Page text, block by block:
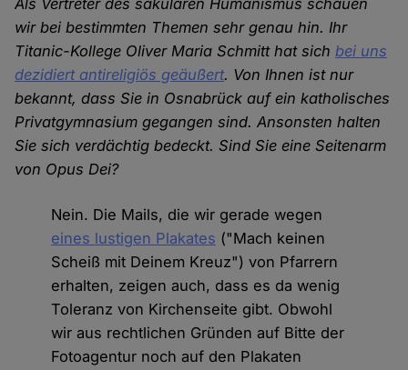
Als Vertreter des säkularen Humanismus schauen
wir bei bestimmten Themen sehr genau hin. Ihr
Titanic-Kollege Oliver Maria Schmitt hat sichbei uns
dezidiert antireligiös geäußert. Von Ihnen ist nur
bekannt, dass Sie in Osnabrück auf ein katholisches
Privatgymnasium gegangen sind. Ansonsten halten
Sie sich verdächtig bedeckt. Sind Sie eine Seitenarm
von Opus Dei?
Nein. Die Mails, die wir gerade wegen
eines lustigen Plakates ("Mach keinen
Scheiß mit Deinem Kreuz") von Pfarrern
erhalten, zeigen auch, dass es da wenig
Toleranz von Kirchenseite gibt. Obwohl
wir aus rechtlichen Gründen auf Bitte der
Fotoagentur noch auf den Plakaten